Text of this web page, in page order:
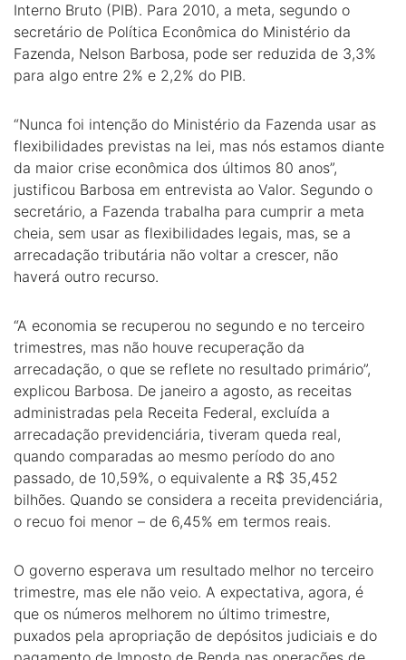
Interno Bruto (PIB). Para 2010, a meta, segundo o
secretário de Política Econômica do Ministério da
Fazenda, Nelson Barbosa, pode ser reduzida de 3,3%
para algo entre 2% e 2,2% do PIB.
“Nunca foi intenção do Ministério da Fazenda usar as
flexibilidades previstas na lei, mas nós estamos diante
da maior crise econômica dos últimos 80 anos”,
justificou Barbosa em entrevista ao Valor. Segundo o
secretário, a Fazenda trabalha para cumprir a meta
cheia, sem usar as flexibilidades legais, mas, se a
arrecadação tributária não voltar a crescer, não
haverá outro recurso.
“A economia se recuperou no segundo e no terceiro
trimestres, mas não houve recuperação da
arrecadação, o que se reflete no resultado primário”,
explicou Barbosa. De janeiro a agosto, as receitas
administradas pela Receita Federal, excluída a
arrecadação previdenciária, tiveram queda real,
quando comparadas ao mesmo período do ano
passado, de 10,59%, o equivalente a R$ 35,452
bilhões. Quando se considera a receita previdenciária,
o recuo foi menor – de 6,45% em termos reais.
O governo esperava um resultado melhor no terceiro
trimestre, mas ele não veio. A expectativa, agora, é
que os números melhorem no último trimestre,
puxados pela apropriação de depósitos judiciais e do